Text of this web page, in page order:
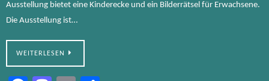
Ausstellung bietet eine Kinderecke und ein Bilderrätsel für Erwachsene.
Die Ausstellung ist…
WEITERLESEN